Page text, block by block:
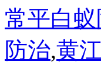
常平白
防治,黄